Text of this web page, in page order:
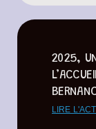
2025,
LIRE